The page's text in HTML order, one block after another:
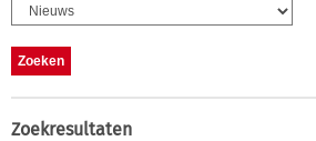
Zoekresultaten